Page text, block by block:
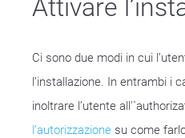
Attivare
Ci sono due modi in cui
l’installazione. In entrambi i
inoltrare l’utente
l’autorizzazione su come